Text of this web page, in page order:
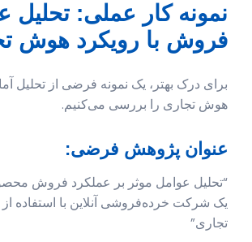
نمونه کار عملی: تحلیل
فروش با رویکرد هوش
برای درک بهتر، یک نمونه فرضی از تحلیل
هوش تجاری را بررسی می‌کنیم.
عنوان پژوهش فرضی:
“تحلیل عوامل موثر بر عملکرد فروش
یک شرکت خرده‌فروشی آنلاین با استفاده
تجاری”